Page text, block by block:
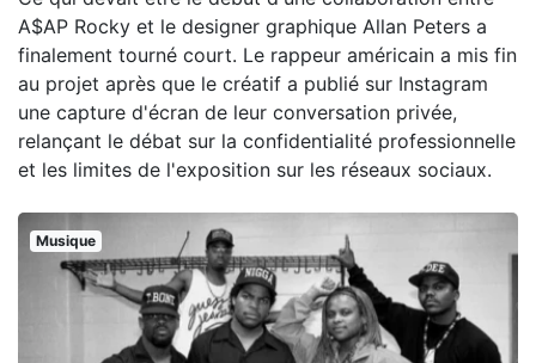
A$AP Rocky et le designer graphique Allan Peters a
finalement tourné court. Le rappeur américain a mis fin
au projet après que le créatif a publié sur Instagram
une capture d'écran de leur conversation privée,
relançant le débat sur la confidentialité professionnelle
et les limites de l'exposition sur les réseaux sociaux.
Musique